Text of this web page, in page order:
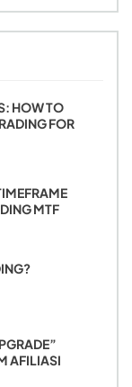
HOW TO
FOR
MTF
AFILIASI